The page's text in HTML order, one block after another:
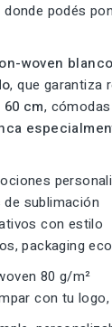
donde podés
woven
, que garantiza
cm,
sublimación
con estilo
packaging
80 g/m²
con tu